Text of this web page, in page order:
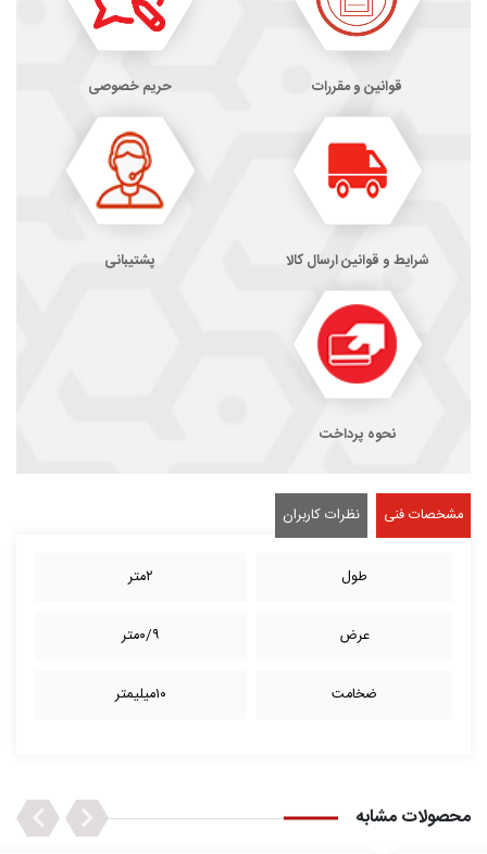
قوانین و مقررات حریم خصوصی
شرایط و قوانین ارسال کالا پشتیبانی
نحوه پرداخت
مشخصات فنی نظرات کاربران
طول ۲متر
عرض ۰/۹متر
ضخامت ۱۰میلیمتر
محصولات مشابه Previous
Next